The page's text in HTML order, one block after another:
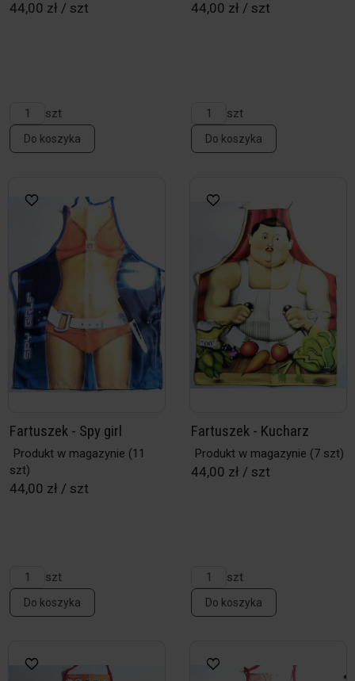
44,00 zł / szt
szt
Do koszyka
44,00 zł / szt
szt
Do koszyka
Fartuszek - Spy girl
Produkt w magazynie (11
szt)
44,00 zł / szt
szt
Do koszyka
Fartuszek - Kucharz
Produkt w magazynie (7 szt)
44,00 zł / szt
szt
Do koszyka